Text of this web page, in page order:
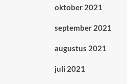
oktober 2021
september 2021
augustus 2021
juli 2021